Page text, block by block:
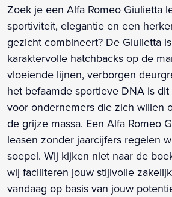
Zoek je een Alfa Romeo Giulietta
sportiviteit, elegantie en een
gezicht combineert? De Giulietta
karaktervolle hatchbacks op de
vloeiende lijnen, verborgen
het befaamde sportieve DNA is
voor ondernemers die zich willen
de grijze massa. Een Alfa Romeo
leasen zonder jaarcijfers regelen
soepel. Wij kijken niet naar de
wij faciliteren jouw stijlvolle
vandaag op basis van jouw